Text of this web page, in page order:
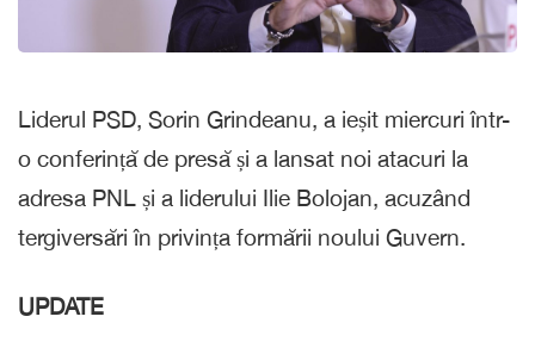
Liderul PSD, Sorin Grindeanu, a ieșit miercuri într-
o conferință de presă și a lansat noi atacuri la
adresa PNL și a liderului Ilie Bolojan, acuzând
tergiversări în privința formării noului Guvern.
UPDATE